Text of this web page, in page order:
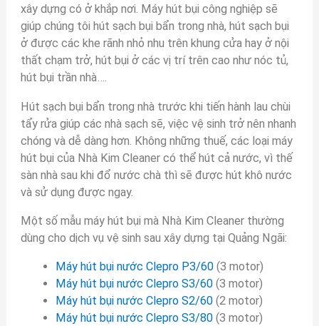
xây dựng có ở khắp nơi. Máy hút bụi công nghiệp sẽ
giúp chúng tôi hút sạch bụi bẩn trong nhà, hút sạch bụi
ở được các khe rãnh nhỏ nhu trên khung cửa hay ở nội
thất chạm trở, hút bụi ở các vị trí trên cao như nóc tủ,
hút bụi trần nhà….
Hút sạch bụi bẩn trong nhà trước khi tiến hành lau chùi
tẩy rửa giúp các nhà sạch sẽ, việc vệ sinh trở nên nhanh
chóng và dễ dàng hơn. Không những thuế, các loại máy
hút bụi của Nhà Kim Cleaner có thể hút cả nước, vì thế
sàn nhà sau khi đổ nước chà thì sẽ được hút khô nước
và sử dụng được ngay.
Một số mẫu máy hút bụi mà Nhà Kim Cleaner thường
dùng cho dịch vụ vệ sinh sau xây dựng tại Quảng Ngãi:
Máy hút bụi nước Clepro P3/60 (3 motor)
Máy hút bụi nước Clepro S3/60 (3 motor)
Máy hút bụi nước Clepro S2/60 (2 motor)
Máy hút bụi nước Clepro S3/80 (3 motor)